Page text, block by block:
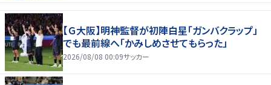
【Ｇ大阪】明神監督が初陣白星「ガンバクラップ」
でも最前線へ「かみしめさせてもらった」
2026/08/08 00:09サッカー